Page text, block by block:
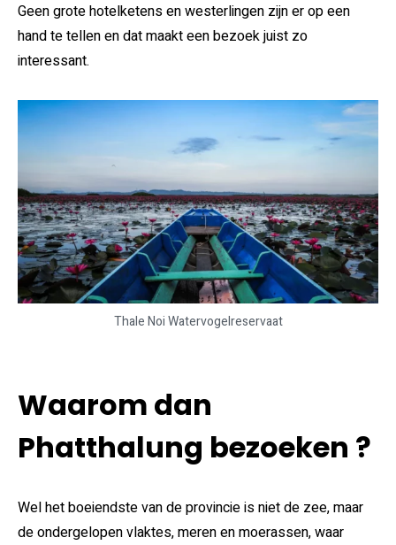
Geen grote hotelketens en westerlingen zijn er op een
hand te tellen en dat maakt een bezoek juist zo
interessant.
Thale Noi Watervogelreservaat
Waarom dan
Phatthalung bezoeken ?
Wel het boeiendste van de provincie is niet de zee, maar
de ondergelopen vlaktes, meren en moerassen, waar